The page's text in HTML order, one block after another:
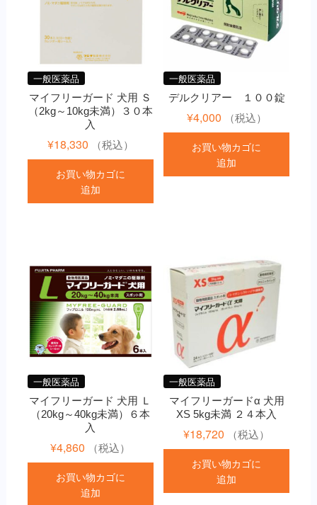
一般医薬品
マイフリーガード 犬用 Ｓ
（2kg～10kg未満）３０本
入
¥18,330 （税込）
お買い物カゴに
追加
一般医薬品
デルクリアー １００錠
¥4,000 （税込）
お買い物カゴに
追加
一般医薬品
マイフリーガード 犬用 Ｌ
（20kg～40kg未満）６本
入
¥4,860 （税込）
お買い物カゴに
追加
一般医薬品
マイフリーガードα 犬用
XS 5kg未満 ２４本入
¥18,720 （税込）
お買い物カゴに
追加